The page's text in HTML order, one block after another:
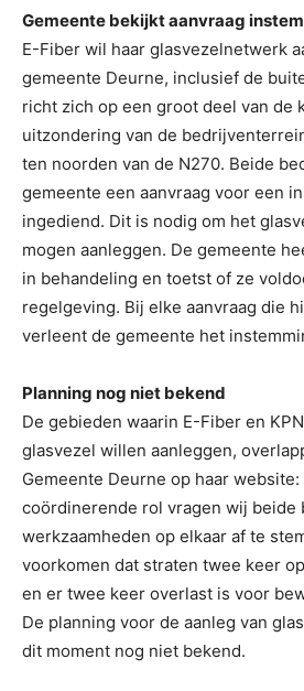
Gemeente bekijkt aanvraag
E-Fiber wil haar glasvezelnetwerk
gemeente Deurne, inclusief de
richt zich op een groot deel van de
uitzondering van de
ten noorden van de N270. Beide
gemeente een aanvraag voor een
ingediend. Dit is nodig om het
mogen aanleggen. De gemeente
in behandeling en toetst of ze
regelgeving. Bij elke aanvraag die
verleent de gemeente het
Planning nog niet bekend
De gebieden waarin E-Fiber en
glasvezel willen aanleggen,
Gemeente Deurne op haar website:
coördinerende rol vragen wij beide
werkzaamheden op elkaar af te
voorkomen dat straten twee keer
en er twee keer overlast is voor
De planning voor de aanleg van
dit moment nog niet bekend.